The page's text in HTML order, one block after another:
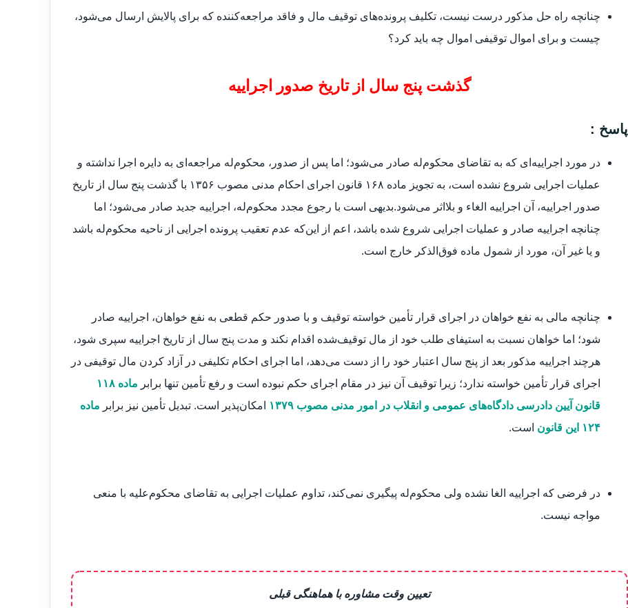
چنانچه راه حل مذکور درست نیست، تکلیف پرونده‌های توقیف مال و فاقد مراجعه‌کننده که برای پالایش ارسال می‌شود،
چیست و برای اموال توقیفی اموال چه باید کرد؟
گذشت پنج سال از تاریخ صدور اجراییه
پاسخ :
در مورد اجراییه‌ای که به تقاضای محکوم‌له صادر می‌شود؛ اما پس از صدور، محکوم‌له مراجعه‌ای به دایره اجرا نداشته و
عملیات اجرایی شروع نشده است، به تجویز ماده ۱۶۸ قانون اجرای احکام مدنی مصوب ۱۳۵۶ با گذشت پنج سال از تاریخ
صدور اجراییه، آن اجراییه الغاء و بلااثر می‌شود.بدیهی است با رجوع مجدد محکوم‌له، اجراییه جدید صادر می‌شود؛ اما
چنانچه اجراییه صادر و عملیات اجرایی شروع شده باشد، اعم از این‌که عدم تعقیب پرونده اجرایی از ناحیه محکوم‌له باشد
و یا غیر آن، مورد از شمول ماده فوق‌الذکر خارج است.
چنانچه مالی به نفع خواهان در اجرای قرار تأمین خواسته توقیف و با صدور حکم قطعی به نفع خواهان، اجراییه صادر
شود؛ اما خواهان نسبت به استیفای طلب خود از مال توقیف‌شده اقدام نکند و مدت پنج سال از تاریخ اجراییه سپری شود،
هرچند اجراییه مذکور بعد از پنج سال اعتبار خود را از دست می‌دهد، اما اجرای احکام تکلیفی در آزاد کردن مال توقیفی در
اجرای قرار تأمین خواسته ندارد؛ زیرا توقیف آن نیز در مقام اجرای حکم نبوده است و رفع تأمین تنها برابر
ماده ۱۱۸
قانون آیین دادرسی دادگاه‌های عمومی و انقلاب در امور مدنی مصوب ۱۳۷۹
امکان‌پذیر است. تبدیل تأمین نیز برابر ماده
۱۲۴ این قانون
است.
در فرضی که اجراییه الغا نشده ولی محکوم‌له پیگیری نمی‌کند، تداوم عملیات اجرایی به تقاضای محکوم‌علیه با منعی
مواجه نیست.
تعیین وقت مشاوره با هماهنگی قبلی